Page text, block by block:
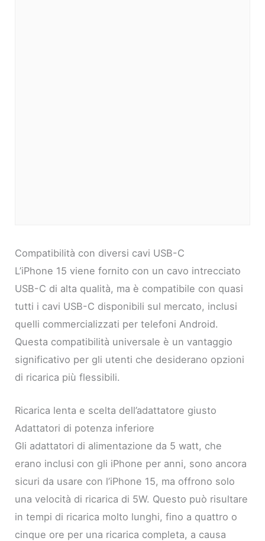
Compatibilità con diversi cavi USB-C
L’iPhone 15 viene fornito con un cavo intrecciato
USB-C di alta qualità, ma è compatibile con quasi
tutti i cavi USB-C disponibili sul mercato, inclusi
quelli commercializzati per telefoni Android.
Questa compatibilità universale è un vantaggio
significativo per gli utenti che desiderano opzioni
di ricarica più flessibili.
Ricarica lenta e scelta dell’adattatore giusto
Adattatori di potenza inferiore
Gli adattatori di alimentazione da 5 watt, che
erano inclusi con gli iPhone per anni, sono ancora
sicuri da usare con l’iPhone 15, ma offrono solo
una velocità di ricarica di 5W. Questo può risultare
in tempi di ricarica molto lunghi, fino a quattro o
cinque ore per una ricarica completa, a causa